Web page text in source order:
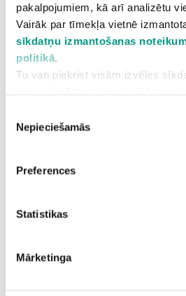
pakalpojumiem, kā arī analizētu
Vairāk par tīmekļa vietnē
sīkdatņu izmantošanas
politikā.
Tu vari piekrist visām izvēles
atzīmējotAtļaut tikai
saglabāsies tīmekļa vietnē, lai
Maini savu izvēli jebkurā laikā
izvēle
Nepieciešamās
Preferences
Statistikas
Mārketinga
APPLE AIRPODS UN
BUDS REMONTS
IPHONE EKRĀNA MAIŅA